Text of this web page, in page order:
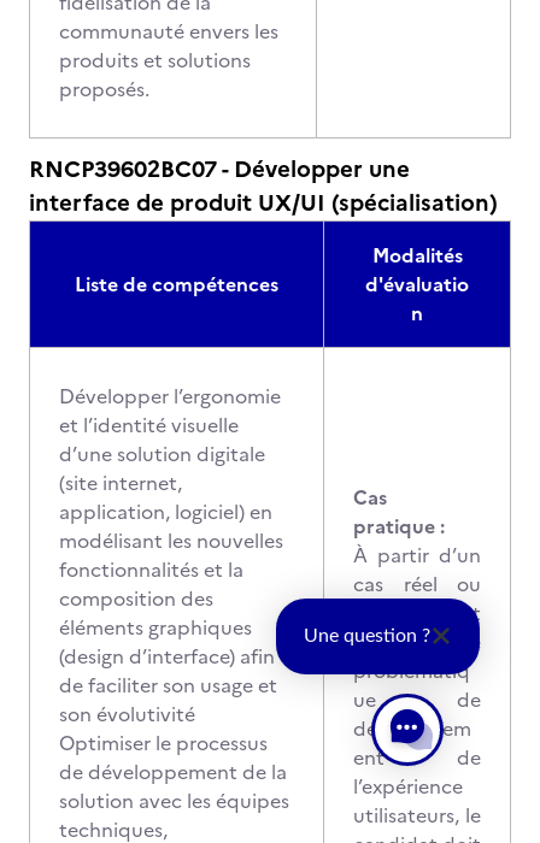
communauté envers les
produits et solutions
proposés.
RNCP39602BC07 - Développer une
interface de produit UX/UI (spécialisation)
Liste de compétences
Modalités
d'évaluatio
n
Développer l’ergonomie
et l’identité visuelle
d’une solution digitale
(site internet,
application, logiciel) en
modélisant les nouvelles
fonctionnalités et la
composition des
éléments graphiques
(design d’interface) afin
de faciliter son usage et
son évolutivité
Optimiser le processus
de développement de la
solution avec les équipes
techniques,
Cas
pratique :
À partir d’un
cas réel ou
fictif portant
sur une
problématiq
ue de
développem
ent de
l’expérience
utilisateurs, le
Une question ?